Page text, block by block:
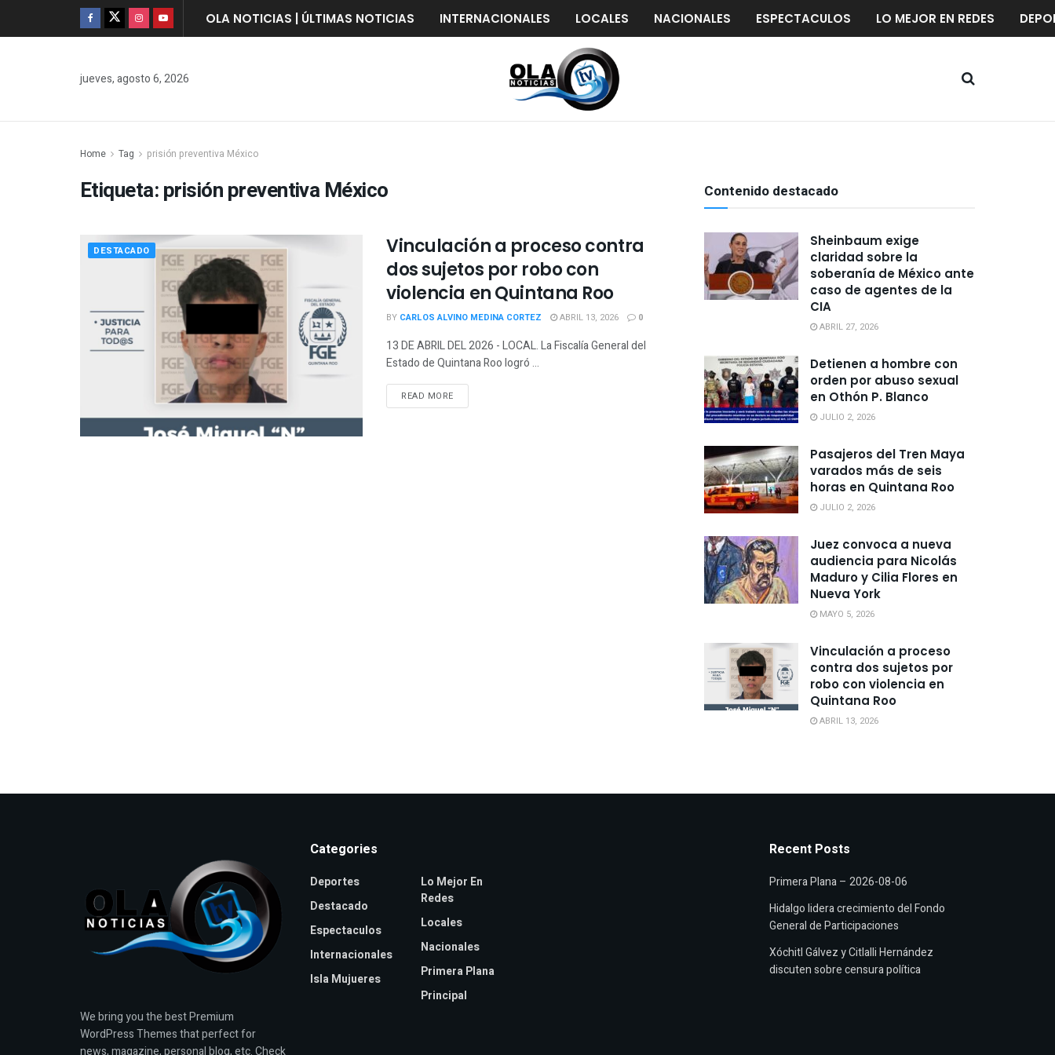
OLA NOTICIAS | ÚLTIMAS NOTICIAS INTERNACIONALES LOCALES NACIONALES ESPECTACULOS LO MEJOR EN REDES
jueves, agosto 6, 2026
Home Tag prisión preventiva México
Etiqueta:prisión preventiva México
DESTACADO
Vinculación a proceso contra
dos sujetos por robo con
violencia en Quintana Roo
BY CARLOS ALVINO MEDINA CORTEZ ABRIL 13, 2026 0
13 DE ABRIL DEL 2026 - LOCAL. La Fiscalía General del
Estado de Quintana Roo logró ...
READ MORE
Contenido destacado
Sheinbaum exige
claridad sobre la
soberanía de México ante
caso de agentes de la
CIA
ABRIL 27, 2026
Detienen a hombre con
orden por abuso sexual
en Othón P. Blanco
JULIO 2, 2026
Pasajeros del Tren Maya
varados más de seis
horas en Quintana Roo
JULIO 2, 2026
Juez convoca a nueva
audiencia para Nicolás
Maduro y Cilia Flores en
Nueva York
MAYO 5, 2026
Vinculación a proceso
contra dos sujetos por
robo con violencia en
Quintana Roo
ABRIL 13, 2026
We bring you the best Premium
WordPress Themes that perfect for
Categories
Deportes
Destacado
Espectaculos
Internacionales
Isla Mujueres
Lo Mejor En
Redes
Locales
Nacionales
Primera Plana
Principal
Recent Posts
Primera Plana – 2026-08-06
Hidalgo lidera crecimiento del Fondo
General de Participaciones
Xóchitl Gálvez y Citlalli Hernández
discuten sobre censura política